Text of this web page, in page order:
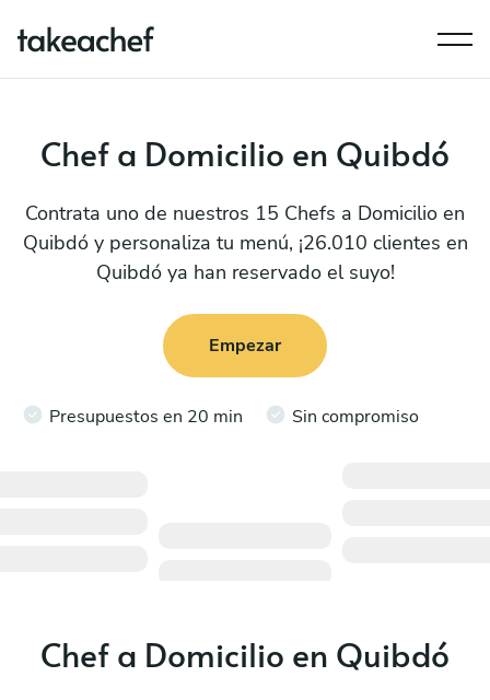
Chef a Domicilio en Quibdó
Contrata uno de nuestros 15 Chefs a Domicilio en
Quibdó y personaliza tu menú, ¡26.010 clientes en
Quibdó ya han reservado el suyo!
Empezar
Presupuestos en 20 min Sin compromiso
Chef a Domicilio en Quibdó